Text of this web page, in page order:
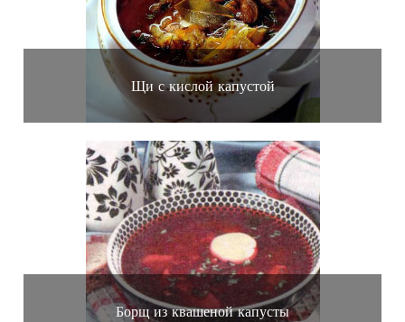
Щи с кислой капустой
Борщ из квашеной капусты